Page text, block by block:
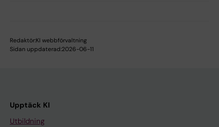
Redaktör:KI webbförvaltning
Sidan uppdaterad:2026-06-11
Upptäck KI
Utbildning